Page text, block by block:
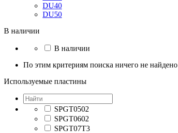
DU40
DU50
В наличии
В наличии
По этим критериям поиска ничего не найдено
Используемые пластины
SPGT0502
SPGT0602
SPGT07T3